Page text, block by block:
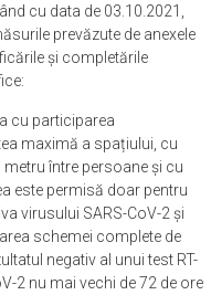
cu data de 03.10.2021,
prevăzute de anexele
şi completările
cu participarea
maximă a spațiului, cu
între persoane și cu
este permisă doar pentru
virusului SARS-CoV-2 și
schemei complete de
negativ al unui test RT-
2 nu mai vechi de 72 de ore